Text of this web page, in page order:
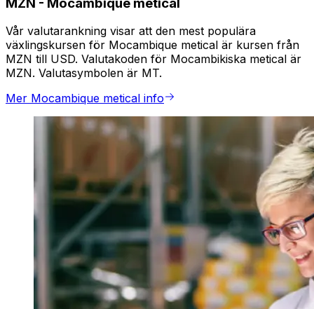
Vår valutarankning visar att den mest populära
växlingskursen för Mocambique metical är kursen från
MZN till USD. Valutakoden för Mocambikiska metical är
MZN. Valutasymbolen är MT.
Mer Mocambique metical info